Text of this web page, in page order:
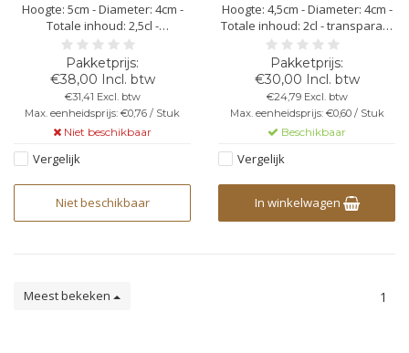
Hoogte: 5cm - Diameter: 4cm -
Totale inhoud: 2,5cl -
fluoriserend blauw - kunststof
polycarbonaat -
vaatwasbestendig -
herbruikbaar - bedrukking
mogelijk - onbreekbaar - niet
stapelbaar
€38,00 Incl. btw
€31,41 Excl. btw
Max. eenheidsprijs: €0,76 / Stuk
Niet beschikbaar
Vergelijk
Niet beschikbaar
Hoogte: 4,5cm - Diameter: 4cm -
Totale inhoud: 2cl - transparant
- kunststof polycarbonaat -
vaatwasbestendig -
herbruikbaar - bedrukking
mogelijk - onbreekbaar - niet
stapelbaar
€30,00 Incl. btw
€24,79 Excl. btw
Max. eenheidsprijs: €0,60 / Stuk
Beschikbaar
Vergelijk
In winkelwagen
Meest bekeken 1